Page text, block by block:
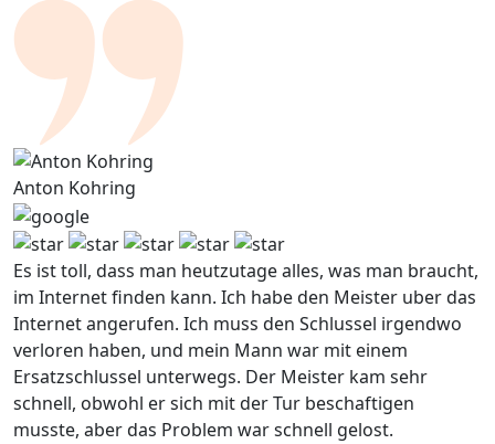
Anton Kohring
Es ist toll, dass man heutzutage alles, was man braucht,
im Internet finden kann. Ich habe den Meister uber das
Internet angerufen. Ich muss den Schlussel irgendwo
verloren haben, und mein Mann war mit einem
Ersatzschlussel unterwegs. Der Meister kam sehr
schnell, obwohl er sich mit der Tur beschaftigen
musste, aber das Problem war schnell gelost.